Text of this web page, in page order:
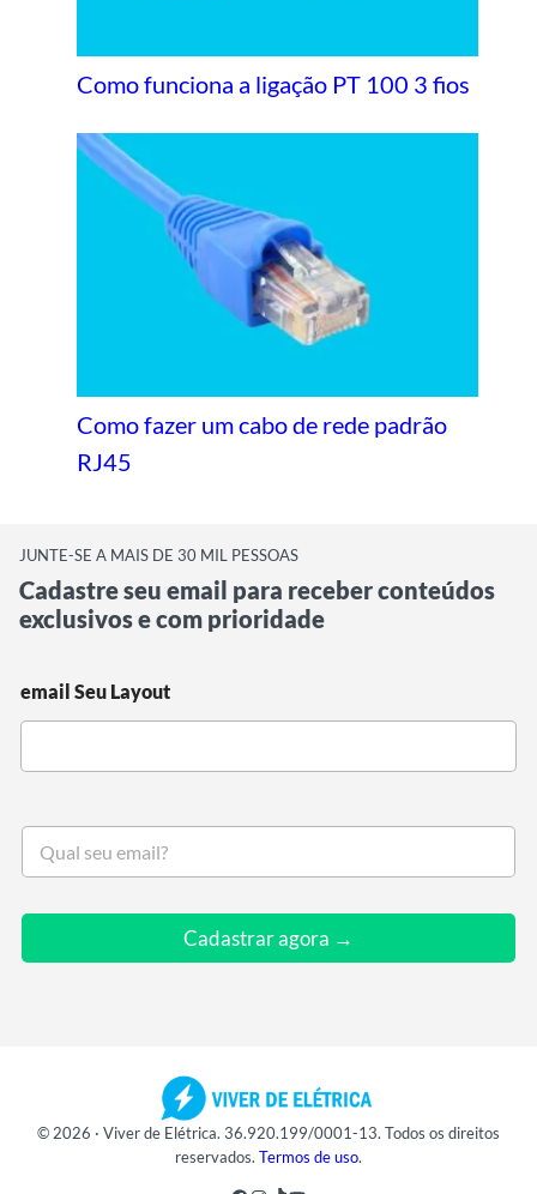
Como funciona a ligação PT 100 3 fios
Como fazer um cabo de rede padrão
RJ45
JUNTE-SE A MAIS DE 30 MIL PESSOAS
Cadastre seu email para receber conteúdos
exclusivos e com prioridade
email Seu Layout
S
u
Cadastrar agora →
© 2026 · Viver de Elétrica. 36.920.199/0001-13. Todos os direitos
reservados. Termos de uso.